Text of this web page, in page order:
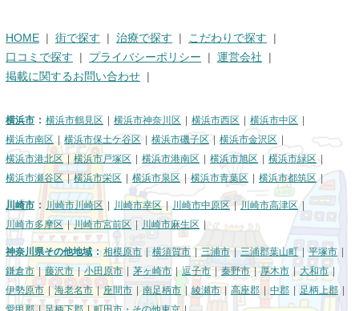
HOME 街で探す 治療で探す
こだわりで探す
口コミで探す
プライバシーポリシー
運営会社
掲載に関するお問い合わせ
横浜市 横浜市鶴見区 横浜市神奈川区 横浜市西区
横浜市中区
横浜市南区
横浜市保土ケ谷区 横浜市磯子区
横浜市金沢区
横浜市港北区
横浜市戸塚区 横浜市港南区 横浜市旭区
横浜市緑区
横浜市瀬谷区
横浜市栄区 横浜市泉区 横浜市青葉区 横浜市都筑区
川崎市 川崎市川崎区 川崎市幸区 川崎市中原区
川崎市高津区
川崎市多摩区
川崎市宮前区 川崎市麻生区
神奈川県その他地域 相模原市 横須賀市 三浦市 三浦郡葉山町
平塚市
鎌倉市
藤沢市 小田原市 茅ヶ崎市 逗子市 秦野市 厚木市
大和市
伊勢原市
海老名市 座間市 南足柄市 綾瀬市 高座郡 中郡
足柄上郡